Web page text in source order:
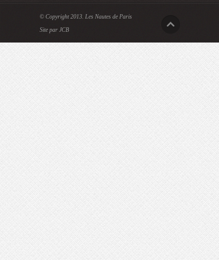
© Copyright 2013. Les Nautes de Paris
Site par JCB